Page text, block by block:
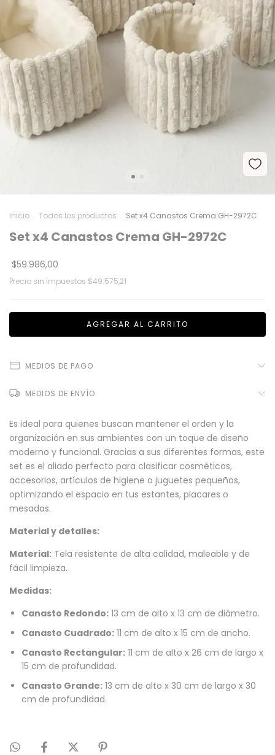
Inicio . Todos los productos . Set x4 Canastos Crema GH-2972C
Set x4 Canastos Crema GH-2972C
$59.986,00
Precio sin impuestos $49.575,21
MEDIOS DE PAGO
MEDIOS DE ENVÍO
Es ideal para quienes buscan mantener el orden y la
organización en sus ambientes con un toque de diseño
moderno y funcional. Gracias a sus diferentes formas, este
set es el aliado perfecto para clasificar cosméticos,
accesorios, artículos de higiene o juguetes pequeños,
optimizando el espacio en tus estantes, placares o
mesadas.
Material y detalles:
Material: Tela resistente de alta calidad, maleable y de
fácil limpieza.
Medidas:
Canasto Redondo: 13 cm de alto x 13 cm de diámetro.
Canasto Cuadrado: 11 cm de alto x 15 cm de ancho.
Canasto Rectangular: 11 cm de alto x 26 cm de largo x
15 cm de profundidad.
Canasto Grande: 13 cm de alto x 30 cm de largo x 30
cm de profundidad.